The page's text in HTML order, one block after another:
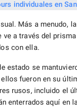
Más a menudo,
ve a través del
con ella.
estado se
fueron en su
rusos, incluido el
enterrados aquí en